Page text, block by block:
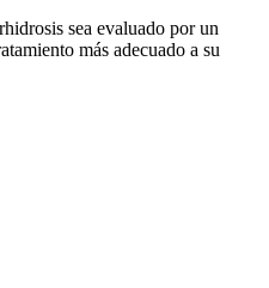
sea evaluado por un
más adecuado a su